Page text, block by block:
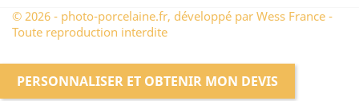
© 2026 - photo-porcelaine.fr, développé par Wess France -
Toute reproduction interdite
PERSONNALISER ET OBTENIR MON DEVIS